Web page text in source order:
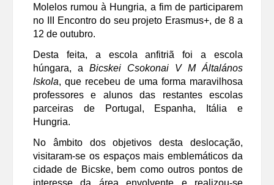
Molelos rumou à Hungria, a fim de participarem
no III Encontro do seu projeto Erasmus+, de 8 a
12 de outubro.
Desta feita, a escola anfitriã foi a escola
húngara, a Bicskei Csokonai V M Általános
Iskola, que recebeu de uma forma maravilhosa
professores e alunos das restantes escolas
parceiras de Portugal, Espanha, Itália e
Hungria.
No âmbito dos objetivos desta deslocação,
visitaram-se os espaços mais emblemáticos da
cidade de Bicske, bem como outros pontos de